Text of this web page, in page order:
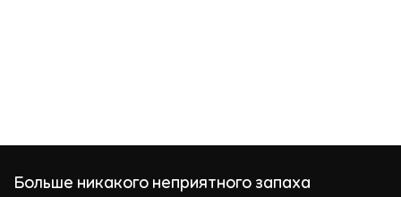
Больше никакого неприятного запаха